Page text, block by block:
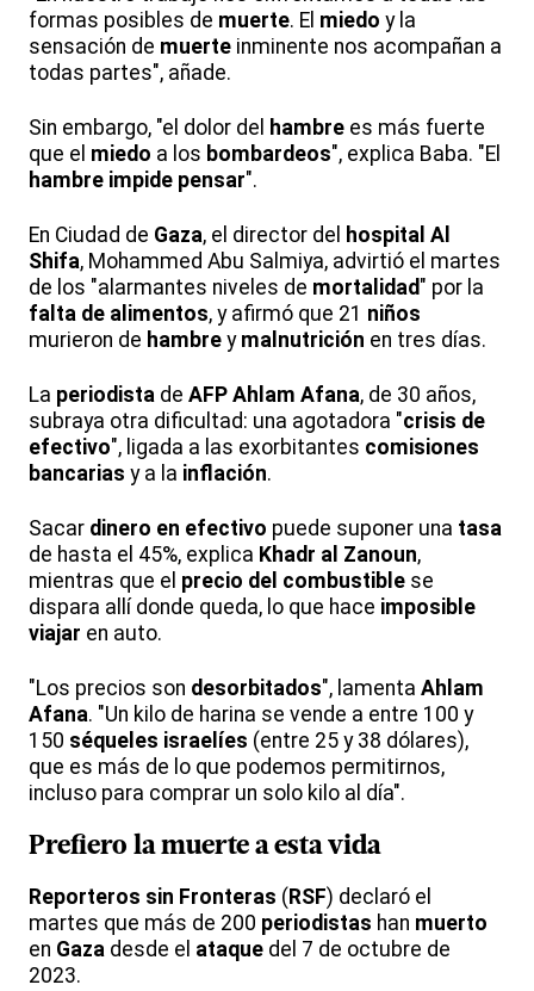
formas posibles de muerte. El miedo y la
sensación de muerte inminente nos acompañan a
todas partes", añade.
Sin embargo, "el dolor del hambre es más fuerte
que el miedo a los bombardeos", explica Baba. "El
hambre impide pensar".
En Ciudad de Gaza, el director del hospital Al
Shifa, Mohammed Abu Salmiya, advirtió el martes
de los "alarmantes niveles de mortalidad " por la
falta de alimentos, y afirmó que 21 niños
murieron de hambre y malnutrición en tres días.
La periodista de AFP Ahlam Afana, de 30 años,
subraya otra dificultad: una agotadora "crisis de
efectivo", ligada a las exorbitantes comisiones
bancarias y a la inflación.
Sacar dinero en efectivo puede suponer una tasa
de hasta el 45%, explica Khadr al Zanoun,
mientras que el precio del combustible se
dispara allí donde queda, lo que hace imposible
viajar en auto.
"Los precios son desorbitados", lamenta Ahlam
Afana. "Un kilo de harina se vende a entre 100 y
150 séqueles israelíes (entre 25 y 38 dólares),
que es más de lo que podemos permitirnos,
incluso para comprar un solo kilo al día".
Prefiero lamuerte a estavida
Reporteros sin Fronteras ( RSF) declaró el
martes que más de 200 periodistas han muerto
en Gaza desde el ataque del 7 de octubre de
2023.